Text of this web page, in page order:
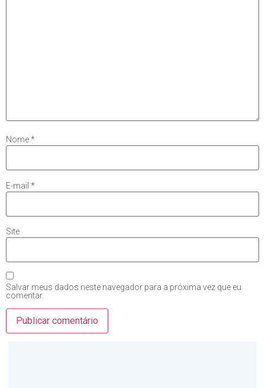
Nome*
E-mail *
Site
Salvar meus dados neste navegador para a próxima vez que eu
comentar.